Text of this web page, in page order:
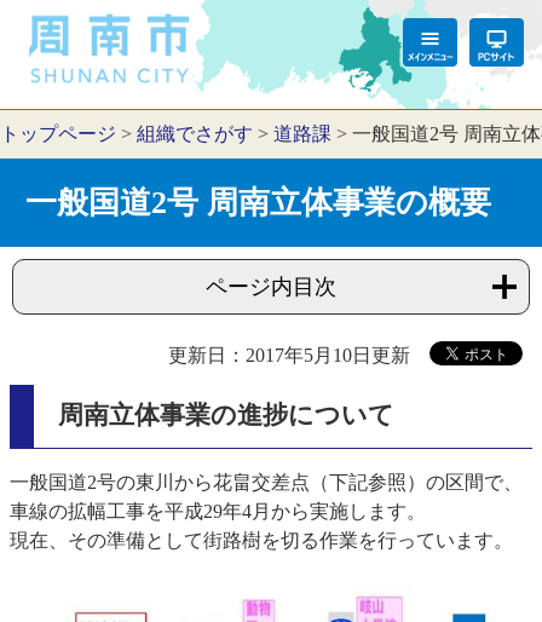
トップページ > 組織でさがす > 道路課 > 一般国道2号 周南立
一般国道2号 周南立体事業の概要
ページ内目次
更新日：2017年5月10日更新
周南立体事業の進捗について
一般国道2号の東川から花畠交差点（下記参照）の区間で、
車線の拡幅工事を平成29年4月から実施します。
現在、その準備として街路樹を切る作業を行っています。